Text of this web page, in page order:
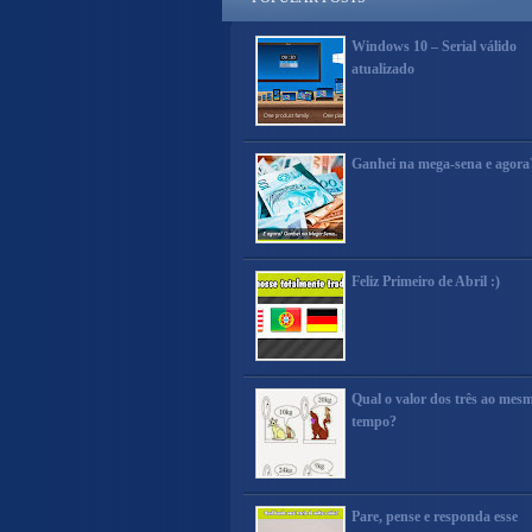
Windows 10 – Serial válido
atualizado
Ganhei na mega-sena e
Feliz Primeiro de Abril :)
Qual o valor dos três ao
tempo?
Pare, pense e responda esse